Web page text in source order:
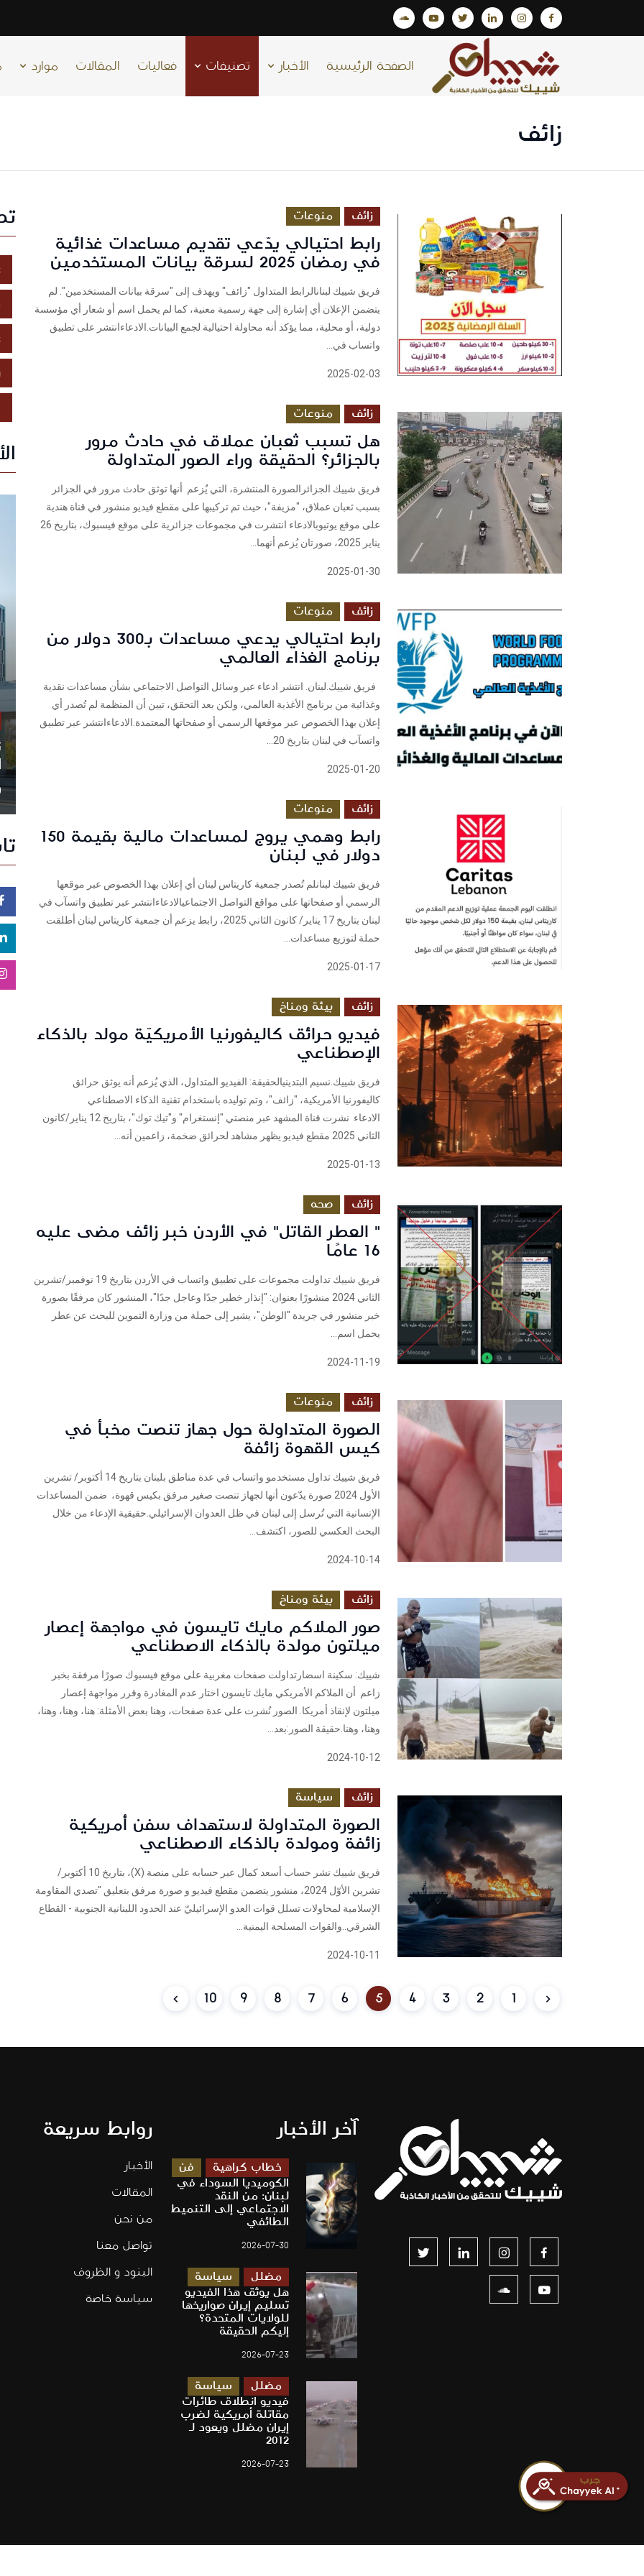
الصفحة الرئيسية الأخبار تصنيفات فعاليات المقالات موارد
زائف
زائف منوعات
رابط احتيالي يدّعي تقديم مساعدات غذائية
في رمضان 2025 لسرقة بيانات المستخدمين
فريق شييك لبنانالرابط المتداول "زائف" ويهدف إلى "سرقة بيانات المستخدمين". لم
يتضمن الإعلان أي إشارة إلى جهة رسمية معنية، كما لم يحمل اسم أو شعار أي مؤسسة
دولية، أو محلية، مما يؤكد أنه محاولة احتيالية لجمع البيانات.الادعاءانتشر على تطبيق
واتساب في...
2025-02-03
زائف منوعات
هل تسبب ثعبان عملاق في حادث مرور
بالجزائر؟ الحقيقة وراء الصور المتداولة
فريق شييك الجزائرالصورة المنتشرة، التي يٌزعم أنها توثق حادث مرور في الجزائر
بسبب ثعبان عملاق، "مزيفة"، حيث تم تركيبها على مقطع فيديو منشور في قناة هندية
على موقع يوتيوبالادعاء انتشرت في مجموعات جزائرية على موقع فيسبوك، بتاريخ 26
يناير 2025، صورتان يُزعم أنهما...
2025-01-30
زائف منوعات
رابط احتيالي يدعي مساعدات بـ300 دولار من
برنامج الغذاء العالمي
فريق شييك.لبنان. انتشر ادعاء عبر وسائل التواصل الاجتماعي بشأن مساعدات نقدية
وغذائية من برنامج الأغذية العالمي، ولكن بعد التحقق، تبين أن المنظمة لم تُصدر أي
إعلان بهذا الخصوص عبر موقعها الرسمي أو صفحاتها المعتمدة.الادعاءانتشر عبر تطبيق
واتسآب في لبنان بتاريخ 20...
2025-01-20
زائف منوعات
رابط وهمي يروج لمساعدات مالية بقيمة 150
دولار في لبنان
فريق شييك لبنانلم تُصدر جمعية كاريتاس لبنان أي إعلان بهذا الخصوص عبر موقعها
الرسمي أو صفحاتها على مواقع التواصل الاجتماعيالادعاءانتشر عبر تطبيق واتسآب في
لبنان بتاريخ 17 يناير/ كانون الثاني 2025، رابط يزعم أن جمعية كاريتاس لبنان أطلقت
حملة لتوزيع مساعدات...
2025-01-17
زائف بيئة ومناخ
فيديو حرائق كاليفورنيا الأمريكيّة مولد بالذكاء
الإصطناعي
فريق شييك.نسيم البتدينيالحقيقة: الفيديو المتداول، الذي يُزعم أنه يوثق حرائق
كاليفورنيا الأمريكية، "زائف"، وتم توليده باستخدام تقنية الذكاء الاصطناعي
الادعاء نشرت قناة المشهد عبر منصتي "إنستغرام" و"تيك توك"، بتاريخ 12 يناير/كانون
الثاني 2025 مقطع فيديو يظهر مشاهد لحرائق ضخمة، زاعمين أنه...
2025-01-13
زائف صحه
" العطر القاتل" في الأردن خبر زائف مضى عليه
16 عامًا
فريق شييك تداولت مجموعات على تطبيق واتساب في الأردن بتاريخ 19 نوفمبر/تشرين
الثاني 2024 منشورًا بعنوان: "إنذار خطير جدًا وعاجل جدًا"، المنشور كان مرفقًا بصورة
خبر منشور في جريدة "الوطن"، يشير إلى حملة من وزارة التموين للبحث عن عطر
يحمل اسم...
2024-11-19
زائف منوعات
الصورة المتداولة حول جهاز تنصت مخبأ في
كيس القهوة زائفة
فريق شييك تداول مستخدمو واتساب في عدة مناطق بلبنان بتاريخ 14 أكتوبر/ تشرين
الأول 2024 صورة يدّعون أنها لجهاز تنصت صغير مرفق بكيس قهوة، ضمن المساعدات
الإنسانية التي تُرسل إلى لبنان في ظل العدوان الإسرائيلي.حقيقية الإدعاء من خلال
البحث العكسي للصور، اكتشف...
2024-10-14
زائف بيئة ومناخ
صور الملاكم مايك تايسون في مواجهة إعصار
ميلتون مولدة بالذكاء الاصطناعي
شييك: سكينة اسضارتداولت صفحات مغربية على موقع فيسبوك صورًا مرفقة بخبر
زاعم أن الملاكم الأمريكي مايك تايسون اختار عدم المغادرة وقرر مواجهة إعصار
ميلتون لإنقاذ أمريكا. الصور نُشرت على عدة صفحات، وهنا بعض الأمثلة: هنا، وهنا، وهنا،
وهنا، وهنا.حقيقة الصور:بعد...
2024-10-12
زائف سياسة
الصورة المتداولة لاستهداف سفن أمريكية
زائفة ومولدة بالذكاء الاصطناعي
فريق شييك نشر حساب أسعد كمال عبر حسابه على منصة (X)، بتاريخ 10 أكتوبر/
تشرين الأوّل 2024، منشور يتضمن مقطع فيديو و صورة مرفق بتعليق "تصدي المقاومة
الإسلامية لمحاولات تسلل قوات العدو الإسرائيليّ عند الحدود اللبنانية الجنوبية - القطاع
الشرقي..والقوات المسلحة اليمنية...
2024-10-11
1
2
3
4
5
6
7
8
9
10
آخر الأخبار
خطاب كراهية
فن
الكوميديا السوداء في
لبنان: من النقد
الاجتماعي إلى التنميط
الطائفي
2026-07-30
مضلل
سياسة
هل يوثق هذا الفيديو
تسليم إيران صواريخها
للولايات المتحدة؟
إليكم الحقيقة
2026-07-23
مضلل
سياسة
فيديو انطلاق طائرات
مقاتلة أمريكية لضرب
إيران مضلل ويعود لـ
2012
2026-07-23
روابط سريعة
الأخبار
المقالات
من نحن
تواصل معنا
البنود و الظروف
سياسة خاصة